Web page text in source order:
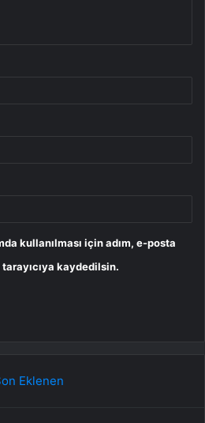
kullanılması için adım, e-posta
kaydedilsin.
Eklenen